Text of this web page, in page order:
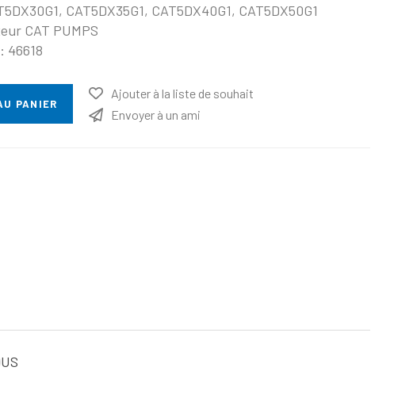
CAT5DX35G1, CAT5DX40G1, CAT5DX50G1
CAT PUMPS
46618
PANIER
Ajouter à la liste de souhait
Envoyer à un ami